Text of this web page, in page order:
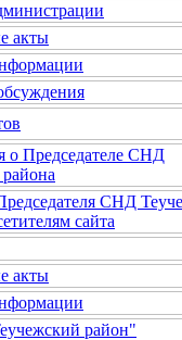
акты
о Председателе СНД
СНД
сайта
акты
район"